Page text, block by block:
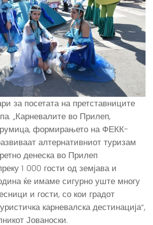
за посетата на претставниците
„Карневалите во Прилеп,
формирањето на ФЕКК-
алтернативниот туризам
денеска во Прилеп
1 000 гости од земјава и
ќе имаме сигурно уште многу
и гости, со кои градот
карневалска дестинација“,
Јованоски.